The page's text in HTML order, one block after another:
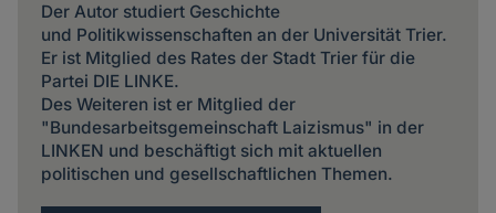
Der Autor studiert Geschichte
und Politikwissenschaften an der Universität Trier.
Er ist Mitglied des Rates der Stadt Trier für die
Partei DIE LINKE.
Des Weiteren ist er Mitglied der
"Bundesarbeitsgemeinschaft Laizismus" in der
LINKEN und beschäftigt sich mit aktuellen
politischen und gesellschaftlichen Themen.